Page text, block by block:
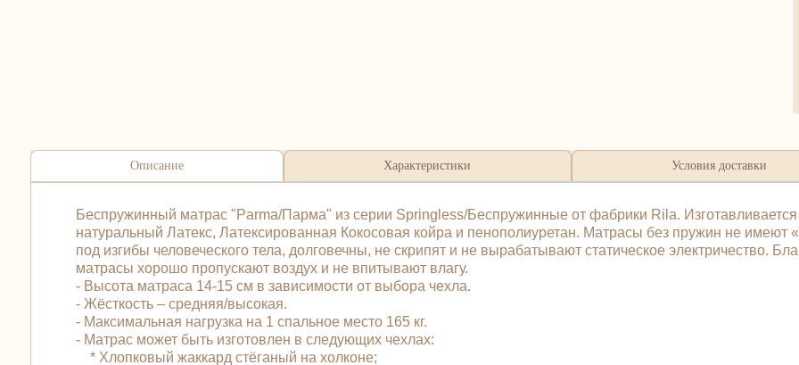
Описание Характеристики Условия доставки
Беспружинный матрас "Parma/Парма" из серии Springless/Беспружинные от фабрики Rila. Изготавливается
натуральный Латекс, Латексированная Кокосовая койра и пенополиуретан. Матрасы без пружин не
под изгибы человеческого тела, долговечны, не скрипят и не вырабатывают статическое электричество.
матрасы хорошо пропускают воздух и не впитывают влагу.
- Высота матраса 14-15 см в зависимости от выбора чехла.
- Жёсткость – средняя/высокая.
- Максимальная нагрузка на 1 спальное место 165 кг.
- Матрас может быть изготовлен в следующих чехлах:
* Хлопковый жаккард стёганый на холконе;